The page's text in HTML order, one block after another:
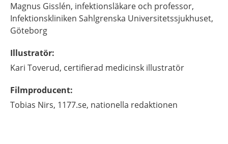
Magnus Gisslén, infektionsläkare och professor,
Infektionskliniken Sahlgrenska Universitetssjukhuset,
Göteborg
Illustratör:
Kari Toverud, certifierad medicinsk illustratör
Filmproducent:
Tobias Nirs, 1177.se, nationella redaktionen